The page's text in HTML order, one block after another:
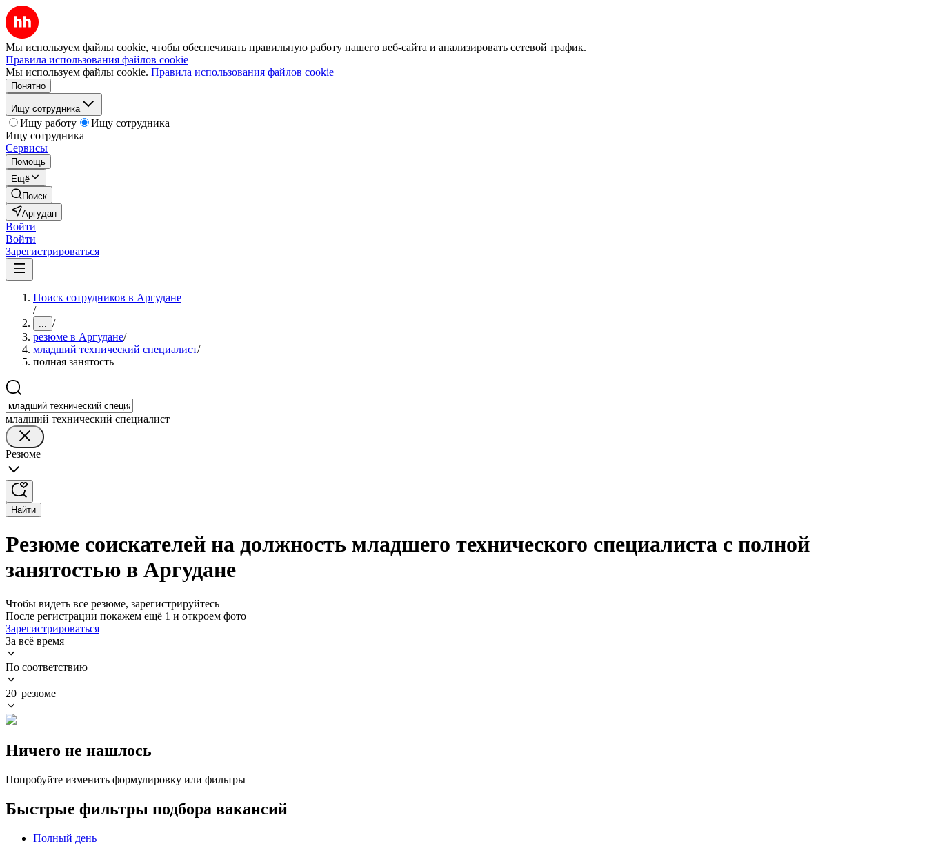
Мы используем файлы cookie, чтобы обеспечивать правильную работу нашего веб-сайта и анализировать сетевой трафик.
Правила использования файлов cookie
Мы используем файлы cookie. Правила использования файлов cookie
Понятно
Ищу сотрудника
Ищу работу
Ищу сотрудника
Ищу сотрудника
Сервисы
Помощь
Ещё
Поиск
Аргудан
Войти
Войти
Зарегистрироваться
Поиск сотрудников в Аргудане
/
... /
резюме в Аргудане/
младший технический специалист/
полная занятость
младший технический специалист
Резюме
Найти
Резюме соискателей на должность младшего технического специалиста с полной
занятостью в Аргудане
Чтобы видеть все резюме, зарегистрируйтесь
После регистрации покажем ещё 1 и откроем фото
Зарегистрироваться
За всё время
По соответствию
20 резюме
Ничего не нашлось
Попробуйте изменить формулировку или фильтры
Быстрые фильтры подбора вакансий
Полный день